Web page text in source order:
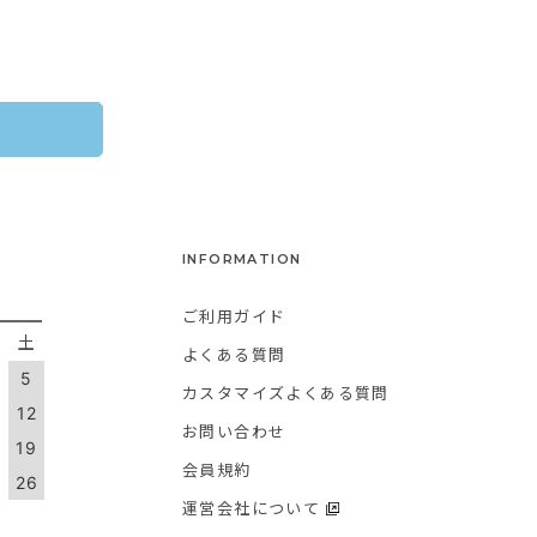
土
5
12
19
26
INFORMATION
ご利用ガイド
よくある質問
カスタマイズよくある質問
お問い合わせ
会員規約
運営会社について